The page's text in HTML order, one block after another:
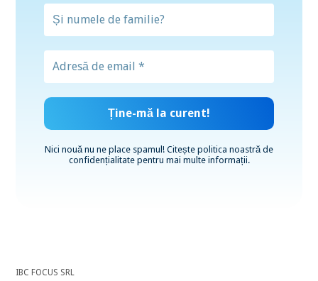
Nici nouă nu ne place spamul! Citește politica noastră de
confidențialitatepentru mai multe informații.
IBC FOCUS SRL